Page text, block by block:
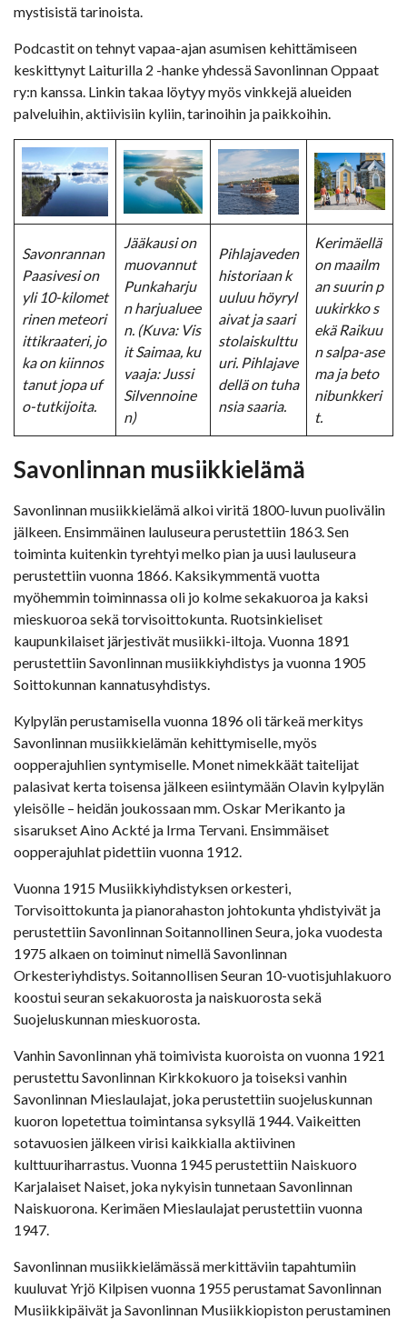
mystisistä tarinoista.
Podcastit on tehnyt vapaa-ajan asumisen kehittämiseen
keskittynyt Laiturilla 2 -hanke yhdessä Savonlinnan Oppaat
ry:n kanssa. Linkin takaa löytyy myös vinkkejä alueiden
palveluihin, aktiivisiin kyliin, tarinoihin ja paikkoihin.
Savonrannan
Paasivesi on
yli 10-kilomet
rinen meteori
ittikraateri, jo
ka on kiinnos
tanut jopa uf
o-tutkijoita.
Jääkausi on
muovannut
Punkaharju
n harjualuee
n. (Kuva: Vis
it Saimaa, ku
vaaja: Jussi
Silvennoine
n)
Pihlajaveden
historiaan k
uuluu höyryl
aivat ja saari
stolaiskulttu
uri. Pihlajave
dellä on tuha
nsia saaria.
Kerimäellä
onmaailm
an suurin p
uukirkko s
ekä Raikuu
n salpa-ase
ma ja beto
nibunkkeri
t.
Savonlinnan musiikkielämä
Savonlinnan musiikkielämä alkoi viritä 1800-luvun puolivälin
jälkeen. Ensimmäinen lauluseura perustettiin 1863. Sen
toiminta kuitenkin tyrehtyi melko pian ja uusi lauluseura
perustettiin vuonna 1866. Kaksikymmentä vuotta
myöhemmin toiminnassa oli jo kolme sekakuoroa ja kaksi
mieskuoroa sekä torvisoittokunta. Ruotsinkieliset
kaupunkilaiset järjestivät musiikki-iltoja. Vuonna 1891
perustettiin Savonlinnan musiikkiyhdistys ja vuonna 1905
Soittokunnan kannatusyhdistys.
Kylpylän perustamisella vuonna 1896 oli tärkeä merkitys
Savonlinnan musiikkielämän kehittymiselle, myös
oopperajuhlien syntymiselle. Monet nimekkäät taitelijat
palasivat kerta toisensa jälkeen esiintymään Olavin kylpylän
yleisölle – heidän joukossaan mm. Oskar Merikanto ja
sisarukset Aino Ackté ja Irma Tervani. Ensimmäiset
oopperajuhlat pidettiin vuonna 1912.
Vuonna 1915 Musiikkiyhdistyksen orkesteri,
Torvisoittokunta ja pianorahaston johtokunta yhdistyivät ja
perustettiin Savonlinnan Soitannollinen Seura, joka vuodesta
1975 alkaen on toiminut nimellä Savonlinnan
Orkesteriyhdistys. Soitannollisen Seuran 10-vuotisjuhlakuoro
koostui seuran sekakuorosta ja naiskuorosta sekä
Suojeluskunnan mieskuorosta.
Vanhin Savonlinnan yhä toimivista kuoroista on vuonna 1921
perustettu Savonlinnan Kirkkokuoro ja toiseksi vanhin
Savonlinnan Mieslaulajat, joka perustettiin suojeluskunnan
kuoron lopetettua toimintansa syksyllä 1944. Vaikeitten
sotavuosien jälkeen virisi kaikkialla aktiivinen
kulttuuriharrastus. Vuonna 1945 perustettiin Naiskuoro
Karjalaiset Naiset, joka nykyisin tunnetaan Savonlinnan
Naiskuorona. Kerimäen Mieslaulajat perustettiin vuonna
1947.
Savonlinnan musiikkielämässä merkittäviin tapahtumiin
kuuluvat Yrjö Kilpisen vuonna 1955 perustamat Savonlinnan
Musiikkipäivät ja Savonlinnan Musiikkiopiston perustaminen